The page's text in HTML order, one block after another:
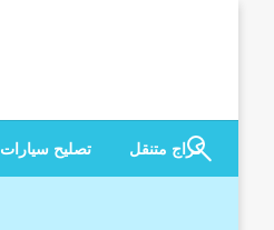
كراج متنقل
تصليح سيارات